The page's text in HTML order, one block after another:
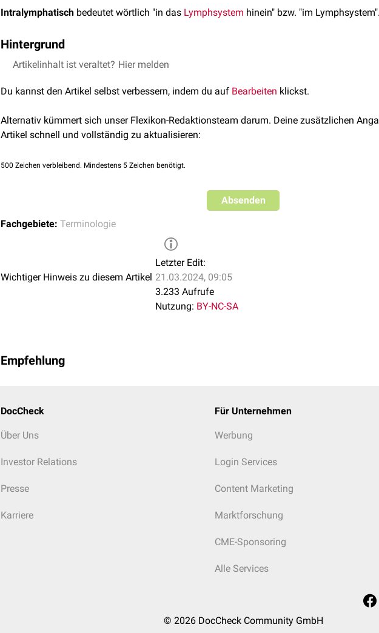
Intralymphatisch bedeutet wörtlich "in das Lymphsystem hinein" bzw. "im Lymphsystem".
Hintergrund
Unter einer intralymphatischenApplikation
intralymphatische Gabe kommt vor allem bei der Röntgendarstellung des
Artikelinhalt ist veraltet? Hier melden
Du kannst den Artikel selbst verbessern, indem du auf Bearbeiten klickst.
Alternativ kümmert sich unser Flexikon-Redaktionsteam darum. Deine zusätzlichen
Artikel schnell und vollständig zu aktualisieren:
500 Zeichen verbleibend. Mindestens 5 Zeichen benötigt.
Absenden
Fachgebiete: Terminologie
Wichtiger Hinweis zu diesem Artikel
Letzter Edit:
21.03.2024, 09:05
3.233 Aufrufe
Nutzung: BY-NC-SA
Empfehlung
DocCheck
Über Uns
Investor Relations
Presse
Karriere
Für Unternehmen
Werbung
Login Services
Content Marketing
Marktforschung
CME-Sponsoring
Alle Services
© 2026 DocCheck Community GmbH